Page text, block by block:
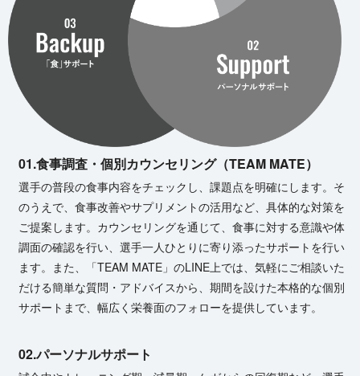
01.食事調査・個別カウンセリング（TEAM MATE）
選手の普段の食事内容をチェックし、課題点を明確にします。そ
のうえで、食事改善やサプリメントの活用など、具体的な対策を
ご提案します。カウンセリングを通じて、食事に対する意識や体
調面の確認を行い、選手一人ひとりに寄り添ったサポートを行い
ます。また、「TEAM MATE」のLINE上では、気軽にご相談いた
だける簡単な質問・アドバイスから、期間を設けた本格的な個別
サポートまで、幅広く栄養面のフォローを提供して い ま す 。
02.パーソナルサポート